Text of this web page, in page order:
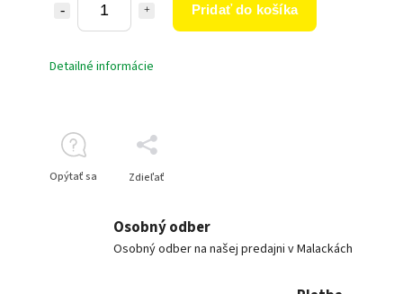
Pridať do košíka
Detailné informácie
Opýtať sa Zdieľať
Osobný odber
Osobný odber na našej predajni v Malackách